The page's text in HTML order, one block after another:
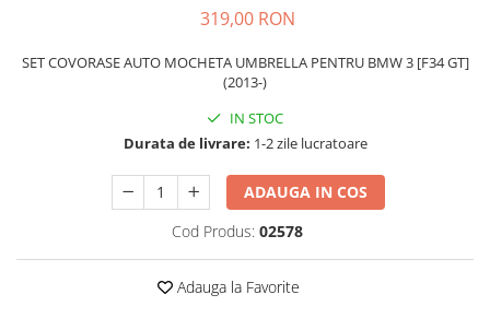
Inchidere Centralizata
Tavite Portbagaj Dedicate
Covorase Auto/ Presuri Auto
Accesorii Siguranta Auto
319,00 RON
SET COVORASE AUTO MOCHETA UMBRELLA PENTRU BMW 3 [F34 GT]
(2013-)
IN STOC
Durata de livrare: 1-2 zile lucratoare
ADAUGA IN COS
Cod Produs: 02578
Adauga la Favorite